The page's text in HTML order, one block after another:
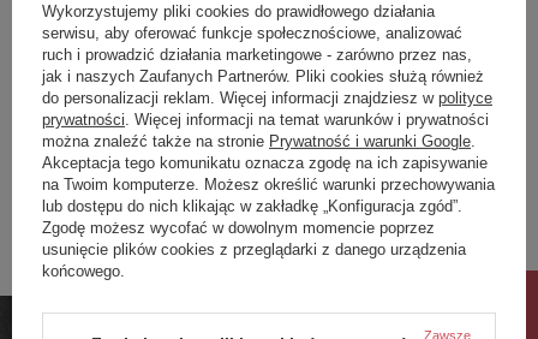
white
Attica
W celu zamówienia wybranego dekoru prosimy o
kontakt z Działem Sprzedaży.
SOLID SURFACE ( Rockstone, kamień
sztuczny, kompozyt – marmur
techniczny)
Solid surface to masywny jednorody materiał wykonany z
mieszanki kamienia naturalnego i akrylu.Ma jednorodą
twardą powierzchnię, dlaatego najczęściej jest stosowany
do produkcji blatów. Różnorodnosć kolorów i tekstur
Codzienna pielęgnacja jest bardzo łatwa. Zarysowania
oczekiwania na dostawę z
produkcji (dni):
Gwarancja w miesiącach 24
kolor Biały Mat
Zobacz również
Poprzedni z tej kategorii Następny z tej kategorii
Wykorzystujemy pliki cookies do prawidłowego działania
serwisu, aby oferować funkcje społecznościowe, analizować
ruch i prowadzić działania marketingowe - zarówno przez nas,
jak i naszych Zaufanych Partnerów. Pliki cookies służą również
do personalizacji reklam. Więcej informacji znajdziesz w polityce
prywatności . Więcej informacji na temat warunków i prywatności
można znaleźć także na stronie Prywatność i warunki Google
Akceptacja tego komunikatu oznacza zgodę na ich zapisywanie
na Twoim komputerze. Możesz określić warunki przechowywania
lub dostępu do nich klikając w zakładkę „Konfiguracja zgód”.
Zgodę możesz wycofać w dowolnym momencie poprzez
usunięcie plików cookies z przeglądarki z danego urządzenia
końcowego.
Zawsze